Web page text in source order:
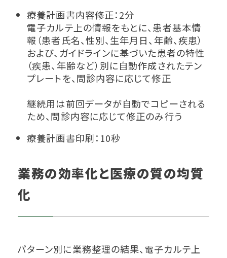
療養計画書内容修正：2分
電子カルテ上の情報をもとに、患者基本情
報（患者氏名、性別、生年月日、年齢、疾患）
および、ガイドラインに基づいた患者の特性
（疾患、年齢など）別に自動作成されたテン
プレートを、問診内容に応じて修正
継続用は前回データが自動でコピーされる
ため、問診内容に応じて修正のみ行う
療養計画書印刷：10秒
業務の効率化と医療の質の均質
化
パターン別に業務整理の結果、電子カルテ上